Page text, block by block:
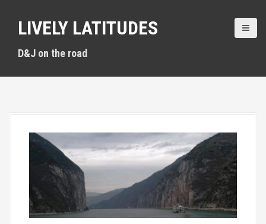
LIVELY LATITUDES
D&J on the road